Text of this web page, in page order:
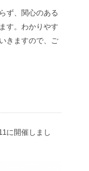
ず、関心のある
す。わかりやす
きますので、ご
に開催しまし